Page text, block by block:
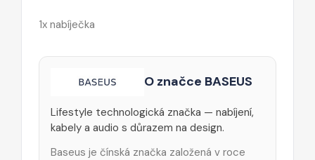
1x nabíječka
O značce BASEUS
Lifestyle technologická značka — nabíjení,
kabely a audio s důrazem na design.
Baseus je čínská značka založená v roce